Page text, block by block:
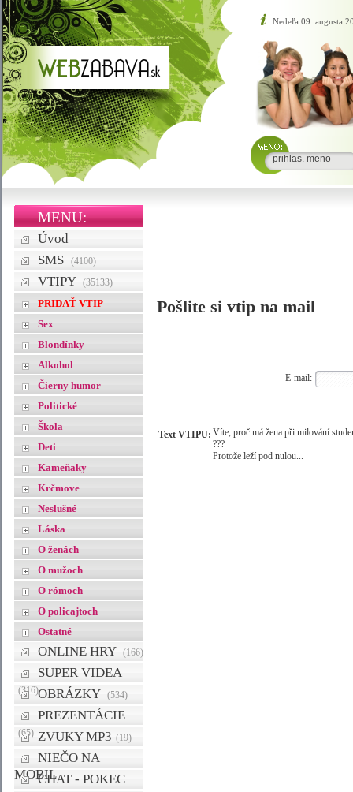
Nedeľa 09. augusta
MENU:
Úvod
SMS
(4100)
VTIPY (35133)
PRIDAŤ VTIP
Sex
Blondínky
Alkohol
Čierny humor
Politické
Škola
Deti
Kameňaky
Krčmove
Neslušné
Láska
O ženách
O mužoch
O rómoch
O policajtoch
Ostatné
ONLINE HRY (166)
SUPER VIDEA
(316)OBRÁZKY (534)
PREZENTÁCIE
(65) ZVUKY MP3 (19)
NIEČO NA
MOBILCHAT - POKEC
Pošlite si vtip na mail
E-mail:
Text VTIPU: Víte, proč má žena při milování
???
Protože leží pod nulou...